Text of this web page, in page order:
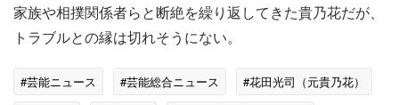
家族や相撲関係者らと断絶を繰り返してきた貴乃花だが、
トラブルとの縁は切れそうにない。
#芸能ニュース #芸能総合ニュース
#花田光司（元貴乃花）